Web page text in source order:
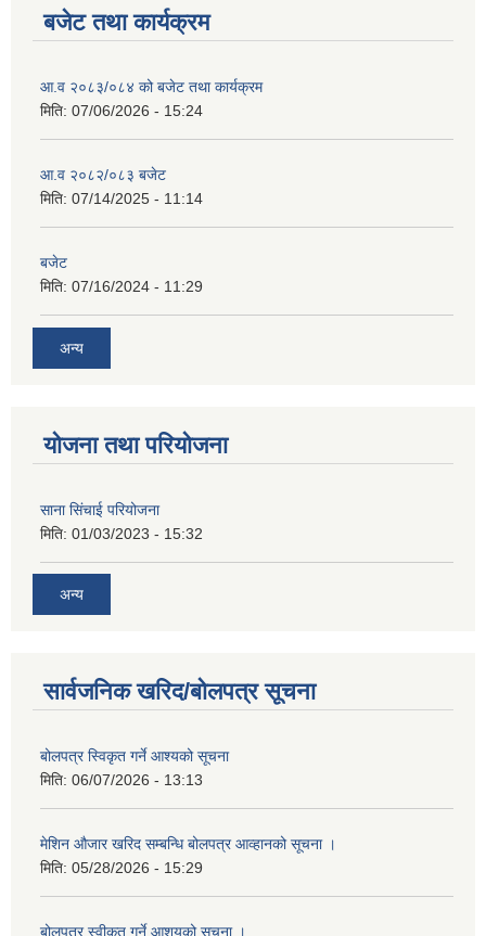
बजेट तथा कार्यक्रम
आ.व २०८३/०८४ को बजेट तथा कार्यक्रम
मिति: 07/06/2026 - 15:24
आ.व २०८२/०८३ बजेट
मिति: 07/14/2025 - 11:14
बजेट
मिति: 07/16/2024 - 11:29
अन्य
योजना तथा परियोजना
साना सिंचाई परियोजना
मिति: 01/03/2023 - 15:32
अन्य
सार्वजनिक खरिद/बोलपत्र सूचना
बोलपत्र स्विकृत गर्ने आश्यको सूचना
मिति: 06/07/2026 - 13:13
मेशिन औजार खरिद सम्बन्धि बोलपत्र आव्हानको सूचना ।
मिति: 05/28/2026 - 15:29
बोलपत्र स्वीकृत गर्ने आशयको सूचना ।